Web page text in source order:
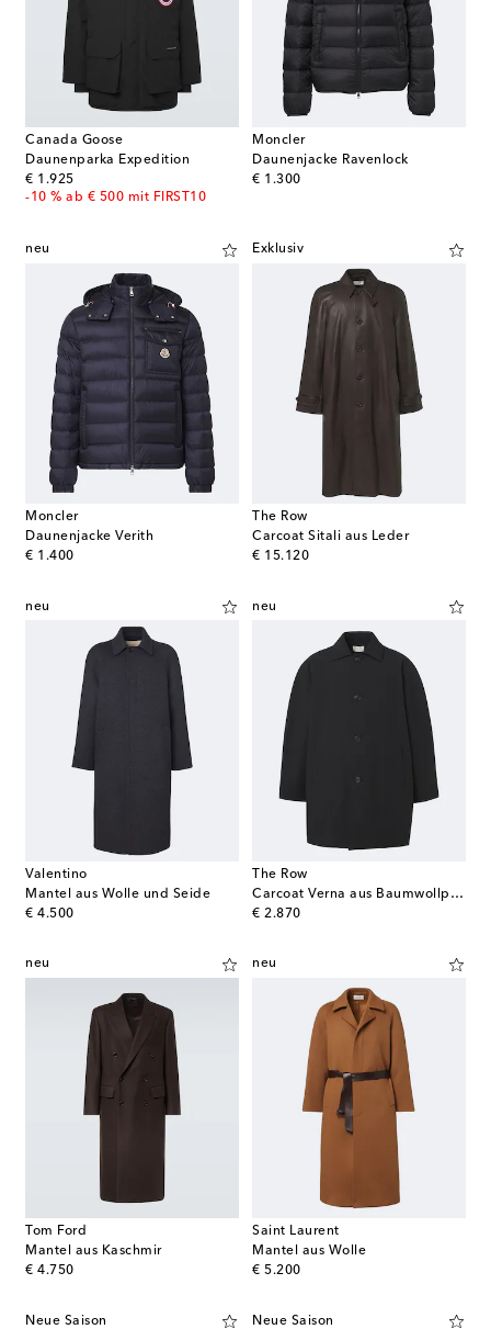
Canada Goose
Daunenparka Expedition
€ 1.925
original price
-10 % ab € 500 mit FIRST10
Moncler
Daunenjacke Ravenlock
€ 1.300
original price
neu
Moncler
Daunenjacke Verith
€ 1.400
original price
Exklusiv
The Row
Carcoat Sitali aus Leder
€ 15.120
original price
neu
Valentino
Mantel aus Wolle und Seide
€ 4.500
original price
neu
The Row
Carcoat Verna aus Baumwollpopeline
€ 2.870
original price
neu
Tom Ford
Mantel aus Kaschmir
€ 4.750
original price
neu
Saint Laurent
Mantel aus Wolle
€ 5.200
original price
Neue Saison Neue Saison